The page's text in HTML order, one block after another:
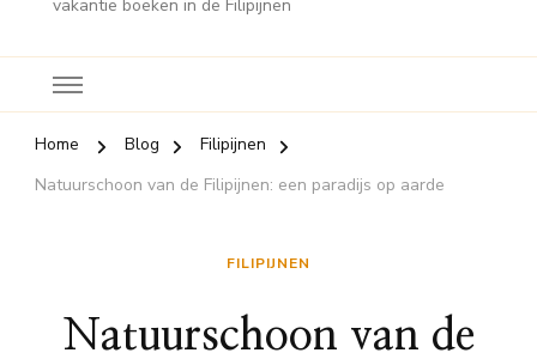
vakantie boeken in de Filipijnen
Home Blog
Filipijnen
Natuurschoon van de Filipijnen: een paradijs op aarde
FILIPIJNEN
Natuurschoon van de